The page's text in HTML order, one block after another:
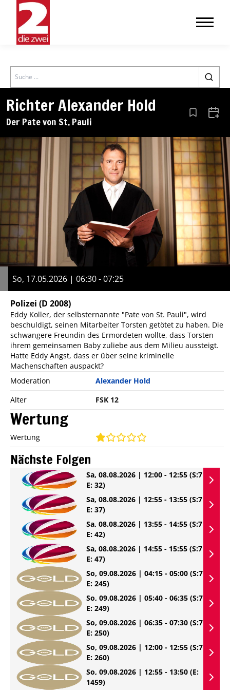
Search
Richter Alexander Hold
Der Pate von St. Pauli Aus den
So, 17.05.2026 | 06:30 - 07:25
Polizei (D 2008)
Eddy Koller, der selbsternannte "Pate von St. Pauli", wird
beschuldigt, seinen Mitarbeiter Torsten getötet zu haben. Die
schwangere Freundin des Ermordeten wollte, dass Torsten
ihrem gemeinsamen Baby zuliebe aus dem Milieu aussteigt.
Hatte Eddy Angst, dass er über seine kriminelle
Machenschaften auspackt?
Moderation
Alexander Hold
Alter
FSK 12
Wertung
Wertung
Nächste Folgen
Sa, 08.08.2026 | 12:00 - 12:55 (S:7
E: 32)
Sa, 08.08.2026 | 12:55 - 13:55 (S:7
E: 37)
Sa, 08.08.2026 | 13:55 - 14:55 (S:7
E: 42)
Sa, 08.08.2026 | 14:55 - 15:55 (S:7
E: 47)
So, 09.08.2026 | 04:15 - 05:00 (S:7
E: 245)
So, 09.08.2026 | 05:40 - 06:35 (S:7
E: 249)
So, 09.08.2026 | 06:35 - 07:30 (S:7
E: 250)
So, 09.08.2026 | 12:00 - 12:55 (S:7
E: 260)
So, 09.08.2026 | 12:55 - 13:50 (E:
1459)